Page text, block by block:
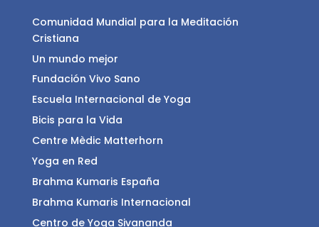
Comunidad Mundial para la Meditación
Cristiana
Un mundo mejor
Fundación Vivo Sano
Escuela Internacional de Yoga
Bicis para la Vida
Centre Mèdic Matterhorn
Yoga en Red
Brahma Kumaris España
Brahma Kumaris Internacional
Centro de Yoga Sivananda